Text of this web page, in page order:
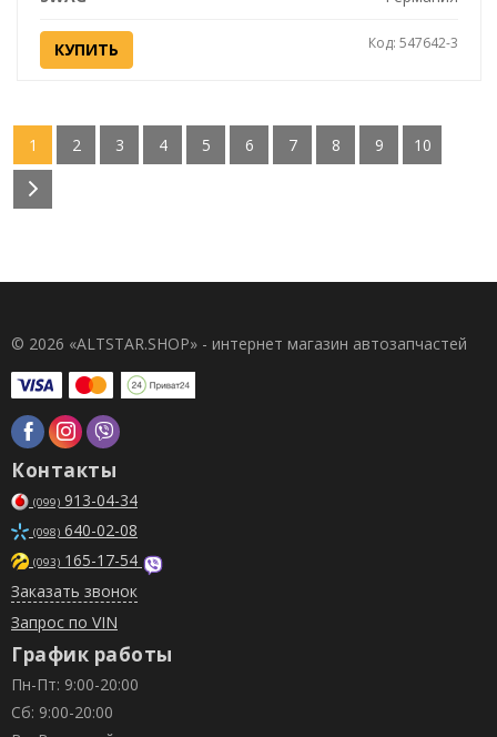
КУПИТЬ Код: 547642-3
1 2 3 4 5 6 7 8 9 10
© 2026 «ALTSTAR.SHOP» - интернет магазин автозапчастей
Контакты
(099) 913-04-34
(098) 640-02-08
(093) 165-17-54
Заказать звонок
Запрос по VIN
График работы
Пн-Пт: 9:00-20:00
Сб: 9:00-20:00